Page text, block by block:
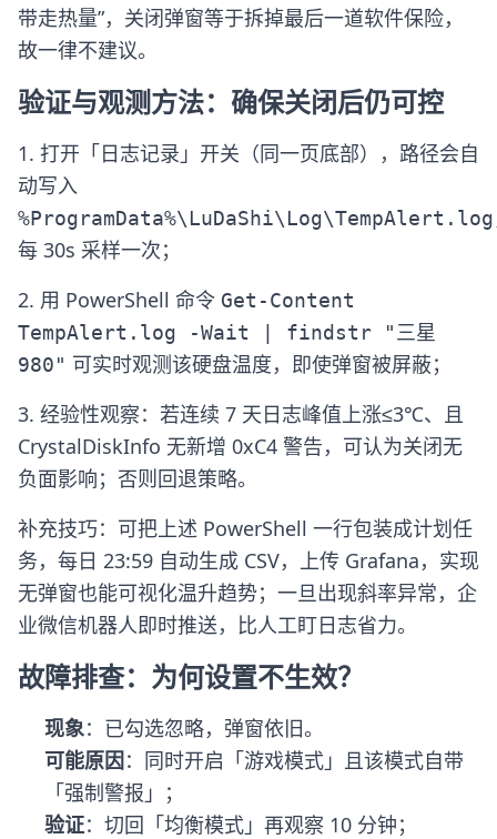
带走热量”，关闭弹窗等于拆掉最后一道软件保险，
故一律不建议。
验证与观测方法：确保关闭后仍可控
1. 打开「日志记录」开关（同一页底部），路径会自
动写入
%ProgramData%\LuDaShi\Log\TempAlert.log
每 30s 采样一次；
2. 用 PowerShell 命令 Get-Content
TempAlert.log -Wait | findstr "三星
980" 可实时观测该硬盘温度，即使弹窗被屏蔽；
3. 经验性观察：若连续 7 天日志峰值上涨≤3℃、且
CrystalDiskInfo 无新增 0xC4 警告，可认为关闭无
负面影响；否则回退策略。
补充技巧：可把上述 PowerShell 一行包装成计划任
务，每日 23:59 自动生成 CSV，上传 Grafana，实现
无弹窗也能可视化温升趋势；一旦出现斜率异常，企
业微信机器人即时推送，比人工盯日志省力。
故障排查：为何设置不生效？
现象：已勾选忽略，弹窗依旧。
可能原因：同时开启「游戏模式」且该模式自带
「强制警报」；
验证：切回「均衡模式」再观察 10 分钟；